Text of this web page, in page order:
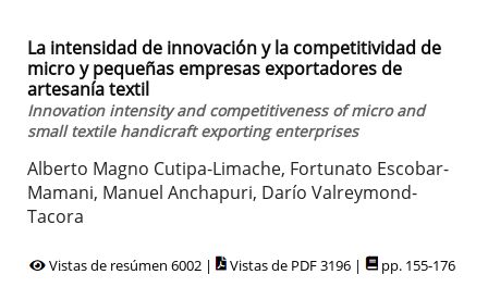
La intensidad de innovación y la competitividad de
micro y pequeñas empresas exportadores de
artesanía textil
Innovation intensity and competitiveness of micro and
small textile handicraft exporting enterprises
Alberto Magno Cutipa-Limache, Fortunato Escobar-
Mamani, Manuel Anchapuri, Darío Valreymond-
Tacora
Vistas de resúmen 6002 | Vistas de PDF 3196 | pp. 155-176